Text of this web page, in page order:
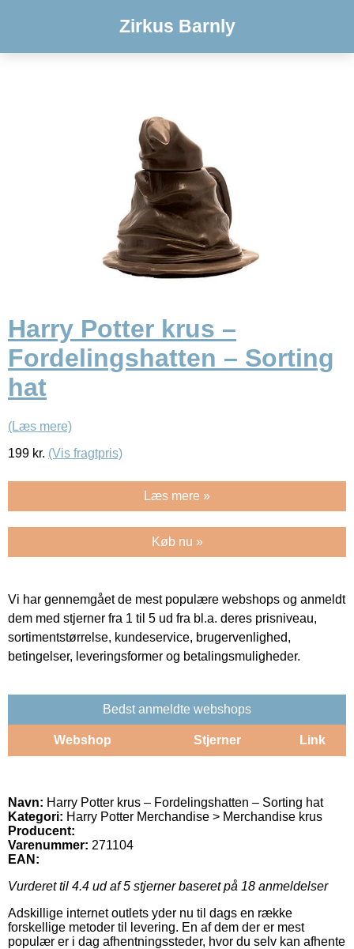
Zirkus Barnly
Harry Potter krus –
Fordelingshatten – Sorting
hat
(Læs mere)
199 kr. (Vis fragtpris)
Læs mere »
Køb nu »
Vi har gennemgået de mest populære webshops og anmeldt
dem med stjerner fra 1 til 5 ud fra bl.a. deres prisniveau,
sortimentstørrelse, kundeservice, brugervenlighed,
betingelser, leveringsformer og betalingsmuligheder.
Bedst anmeldte webshops
Webshop Stjerner Link
Navn: Harry Potter krus – Fordelingshatten – Sorting hat
Kategori: Harry Potter Merchandise > Merchandise krus
Producent:
Varenummer: 271104
EAN:
Vurderet til 4.4 ud af 5 stjerner baseret på 18 anmeldelser
Adskillige internet outlets yder nu til dags en række
forskellige metoder til levering. En af dem der er mest
populær er i dag afhentningssteder, hvor du selv kan afhente